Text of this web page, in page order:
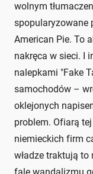
wolnym
spopularyzowane
American Pie. To
nakręca w sieci. I
nalepkami "Fake
samochodów –
oklejonych
problem. Ofiarą
niemieckich firm
władze traktują